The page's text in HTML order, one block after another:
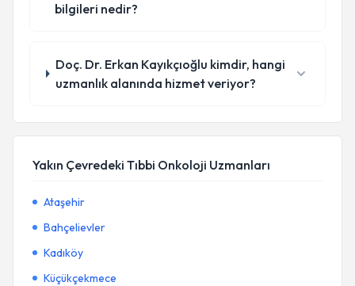
bilgileri nedir?
Doç. Dr. Erkan Kayıkçıoğlu kimdir, hangi
uzmanlık alanında hizmet veriyor?
Yakın Çevredeki Tıbbi Onkoloji Uzmanları
Ataşehir
Bahçelievler
Kadıköy
Küçükçekmece